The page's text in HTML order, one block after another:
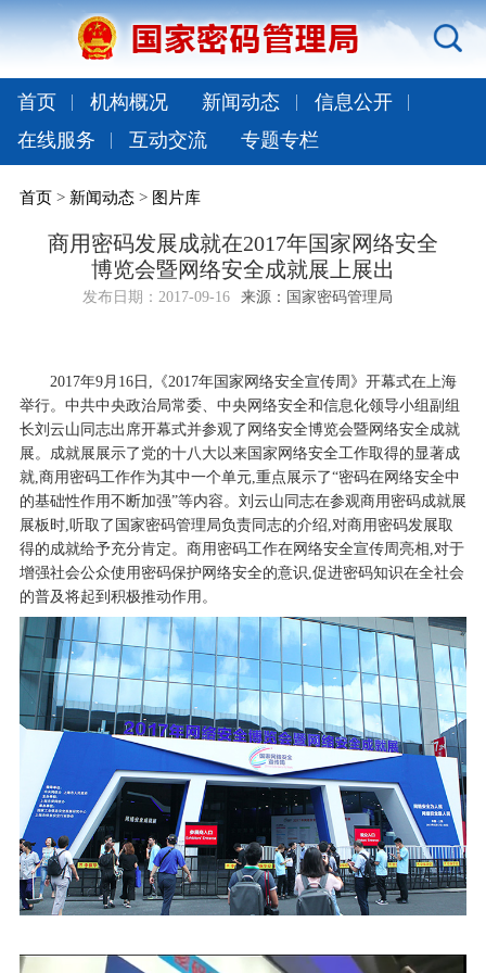
首页 机构概况 新闻动态
信息公开
在线服务
互动交流 专题专栏
首页> 新闻动态> 图片库
商用密码发展成就在2017年国家网络安全
博览会暨网络安全成就展上展出
发布日期： 2017-09-16 来源：国家密码管理局
2017年9月16日,《2017年国家网络安全宣传周》开幕式在上海
举行。中共中央政治局常委、中央网络安全和信息化领导小组副组
长刘云山同志出席开幕式并参观了网络安全博览会暨网络安全成就
展。成就展展示了党的十八大以来国家网络安全工作取得的显著成
就,商用密码工作作为其中一个单元,重点展示了“密码在网络安全中
的基础性作用不断加强”等内容。刘云山同志在参观商用密码成就展
展板时,听取了国家密码管理局负责同志的介绍,对商用密码发展取
得的成就给予充分肯定。商用密码工作在网络安全宣传周亮相,对于
增强社会公众使用密码保护网络安全的意识,促进密码知识在全社会
的普及将起到积极推动作用。